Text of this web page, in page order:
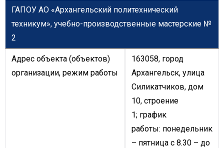
ГАПОУ АО «Архангельский политехнический
техникум», учебно-производственные мастерские №
2
Адрес объекта (объектов)
организации, режим работы
163058, город
Архангельск, улица
Силикатчиков, дом
10, строение
1; график
работы: понедельник
– пятница с 8.30 – до